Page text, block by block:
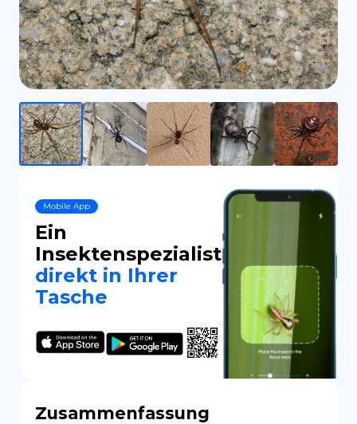
Mobile App
Ein
Insektenspezialist
direkt in Ihrer
Tasche
Zusammenfassung